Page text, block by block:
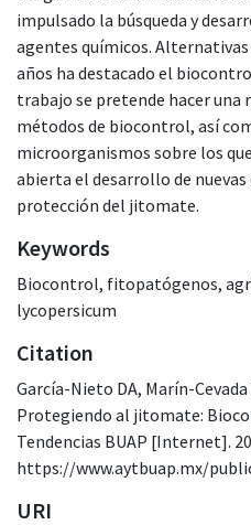
impulsado la búsqueda y
agentes químicos.
años ha destacado el
trabajo se pretende hacer una
métodos de biocontrol, así
microorganismos sobre los
abierta el desarrollo de
protección del jitomate.
Keywords
Biocontrol, fitopatógenos,
lycopersicum
Citation
García-Nieto DA, Marín-Cevada
Protegiendo al jitomate:
Tendencias BUAP [Internet].
https://www.aytbuap.mx/
URI